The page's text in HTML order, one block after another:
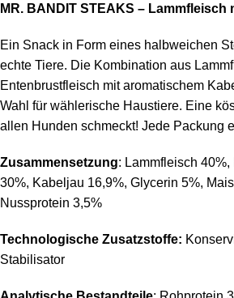
MR. BANDIT STEAKS – Lammfleisch
Ein Snack in Form eines halbweichen
echte Tiere. Die Kombination aus
Entenbrustfleisch mit aromatischem
Wahl für wählerische Haustiere. Eine
allen Hunden schmeckt! Jede Packung
Zusammensetzung: Lammfleisch
30%, Kabeljau 16,9%, Glycerin 5%,
Nussprotein 3,5%
Technologische Zusatzstoffe:
Stabilisator